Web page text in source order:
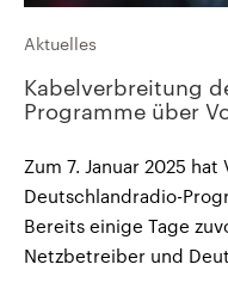
Aktuelles
Kabelverbreitung
Programme über
Zum 7. Januar 2025
Deutschlandradio-
Bereits einige Tage
Netzbetreiber und